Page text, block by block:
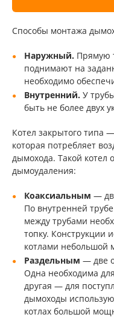
Способы монтажа
Наружный. Прямую
поднимают на
необходимо
Внутренний. У
быть не более двух
Котел закрытого типа
которая потребляет
дымохода. Такой котел
дымоудаления:
Коаксиальным —
По внутренней
между трубами
топку. Конструкции
котлами небольшой
Раздельным — две
Одна необходима
другая — для
дымоходы
котлах большой